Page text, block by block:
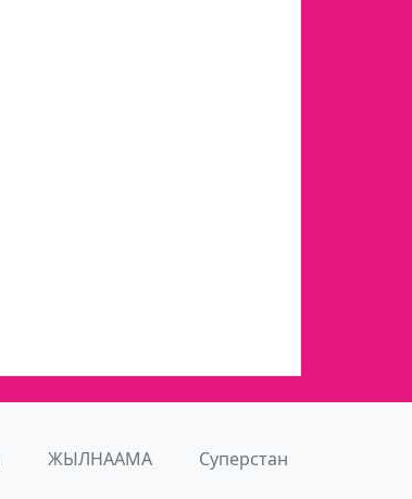
ЖЫЛНААМА Суперстан